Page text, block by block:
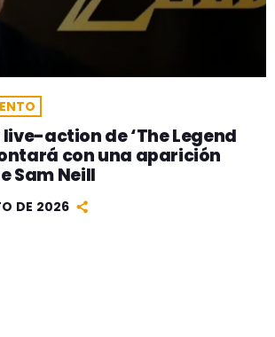
action de ‘The Legend
con una aparición
Sam Neill
DE 2026